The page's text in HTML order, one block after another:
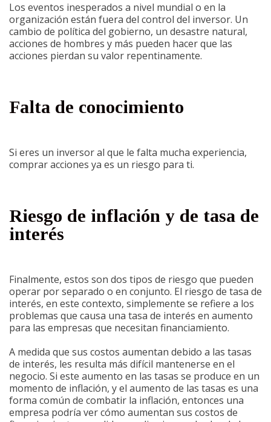
Los eventos inesperados a nivel mundial o en la
organización están fuera del control del inversor. Un
cambio de política del gobierno, un desastre natural,
acciones de hombres y más pueden hacer que las
acciones pierdan su valor repentinamente.
Falta de conocimiento
Si eres un inversor al que le falta mucha experiencia,
comprar acciones ya es un riesgo para ti.
Riesgo de inflación y de tasa de
interés
Finalmente, estos son dos tipos de riesgo que pueden
operar por separado o en conjunto. El riesgo de tasa de
interés, en este contexto, simplemente se refiere a los
problemas que causa una tasa de interés en aumento
para las empresas que necesitan financiamiento.
A medida que sus costos aumentan debido a las tasas
de interés, les resulta más difícil mantenerse en el
negocio. Si este aumento en las tasas se produce en un
momento de inflación, y el aumento de las tasas es una
forma común de combatir la inflación, entonces una
empresa podría ver cómo aumentan sus costos de